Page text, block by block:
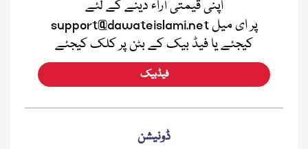
اپنی قیمتی آراء دینے کے لئے
support@dawateislami.net پر ای میل
کیجئے یا فیڈ بیک کے بٹن پر کلک کیجئے
فیڈبیک
ڈونیشن